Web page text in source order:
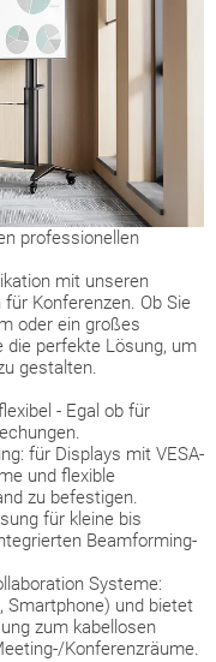
professionellen
mit unseren
Konferenzen. Ob Sie
oder ein großes
die perfekte Lösung, um
gestalten.
- Egal ob für
für Displays mit VESA-
und flexible
zu befestigen.
für kleine bis
Beamforming-
Systeme:
Smartphone) und bietet
zum kabellosen
Konferenzräume.